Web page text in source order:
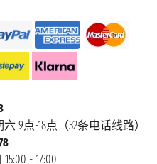
9点-18点（32条电话线路）
- 17:00